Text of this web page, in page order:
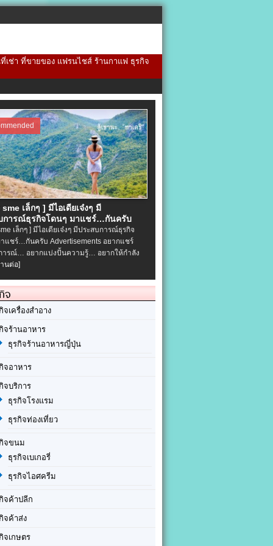
เช่า ที่ขายของ แฟรนไชส์ ร้านกาแฟ ธุรกิจ
เล็กๆ ] มีไอเดียเจ๋งๆ มี
การณ์ธุรกิจโดนๆ มาแชร์…กันครับ
เล็กๆ ] มีไอเดียเจ๋งๆ มีประสบการณ์ธุรกิจ
แชร์…กันครับ Advertisements อยากแชร์
ารณ์… อยากแบ่งปั้นความรู้… อยากให้กำลัง
นต่อ]
จ
จเครื่องสำอาง
จร้านอาหาร
ธุรกิจร้านอาหารญี่ปุ่น
จอาหาร
จบริการ
ธุรกิจโรงแรม
ธุรกิจท่องเที่ยว
จขนม
ธุรกิจเบเกอรี่
ธุรกิจไอศครีม
จค้าปลีก
จค้าส่ง
จเกษตร